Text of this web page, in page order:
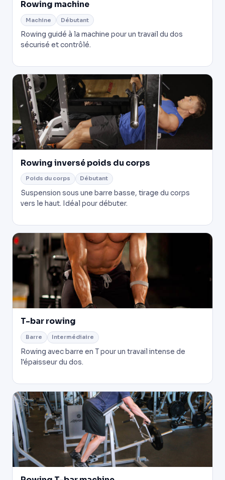
Rowing machine
Machine Débutant
Rowing guidé à la machine pour un travail du dos
sécurisé et contrôlé.
Rowing inversé poids du corps
Poids du corps Débutant
Suspension sous une barre basse, tirage du corps
vers le haut. Idéal pour débuter.
T-bar rowing
Barre Intermédiaire
Rowing avec barre en T pour un travail intense de
l'épaisseur du dos.